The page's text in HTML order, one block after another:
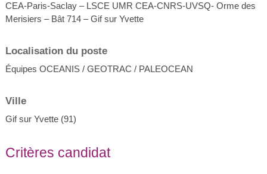
CEA-Paris-Saclay – LSCE UMR CEA-CNRS-UVSQ- Orme des
Merisiers – Bât 714 – Gif sur Yvette
Localisation du poste
Équipes OCEANIS / GEOTRAC / PALEOCEAN
Ville
Gif sur Yvette (91)
Critères candidat